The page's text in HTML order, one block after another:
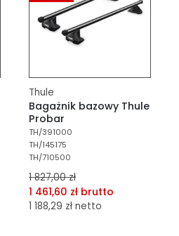
Thule
Bagażnik bazowy Thule
Probar
TH/391000
TH/145175
TH/710500
1 827,00 zł
1 461,60 zł brutto
1 188,29 zł netto